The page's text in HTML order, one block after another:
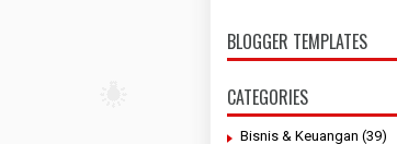
BLOGGER TEMPLATES
CATEGORIES
Bisnis & Keuangan (39)